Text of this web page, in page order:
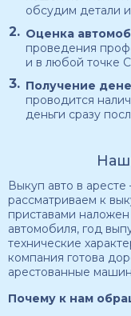
обсудим детали
Оценка
проведения
и в любой точке
Получение
проводится
деньги сразу
Выкуп авто в
рассматриваем к
приставами
автомобиля, год
технические
компания готова
арестованные
Почему к нам